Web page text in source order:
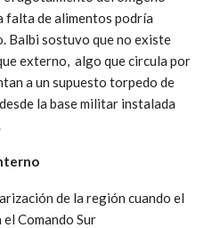
falta de alimentos podría
Balbi sostuvo que no existe
externo, algo que circula por
a un supuesto torpedo de
la base militar instalada
de la región cuando el
Comando Sur